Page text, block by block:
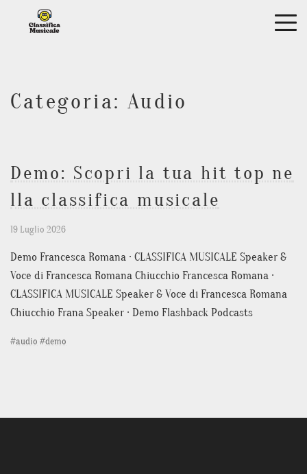
Skip to main content
Chi Sono
IT
Categoria:Audio
Demo: Scopri la tua hit top ne
lla classifica musicale
19 Luglio 2026
Demo Francesca Romana · CLASSIFICA MUSICALE Speaker &
Voce di Francesca Romana Chiucchio Francesca Romana ·
CLASSIFICA MUSICALE Speaker & Voce di Francesca Romana
Chiucchio Frana Speaker · Demo Flashback Podcasts
#audio #demo